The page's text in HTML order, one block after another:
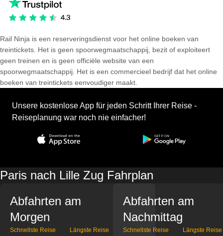
Rail Ninja is een reserveringsdienst voor het online boeken van
treintickets. Het is geen spoorwegmaatschappij, bezit of exploiteert
geen treinen en is geen officiële website van een
spoorwegmaatschappij. Het is een commercieel bedrijf dat het online
boeken van treintickets eenvoudiger maakt.
Unsere kostenlose App für jeden Schritt Ihrer Reise -
Reiseplanung war noch nie einfacher!
Paris nach Lille Zug Fahrplan
Abfahrten am
Morgen
Schnellste Reise Längste Reise
Abfahrten am
Nachmittag
Schnellste Reise Längste Reise